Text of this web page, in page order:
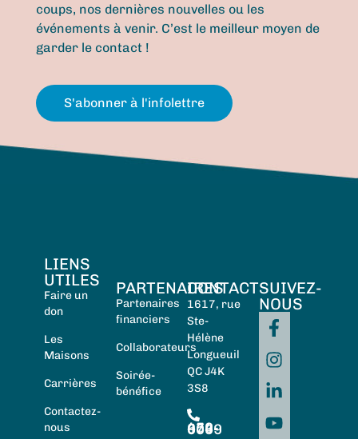
coups, nos dernières nouvelles ou les
événements à venir. C’est le meilleur moyen de
garder le contact !
S'abonner à l'infolettre
LIENS
UTILES
Faire un
don
Les
Maisons
Carrières
Contactez-
nous
PARTENAIRES
Partenaires
financiers
Collaborateurs
Soirée-
bénéfice
CONTACT
1617, rue
Ste-
Hélène
Longueuil
QC J4K
3S8
450-674-0059
SUIVEZ-
NOUS